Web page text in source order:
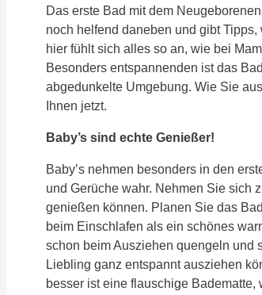
Das erste Bad mit dem
noch helfend daneben und gibt
hier fühlt sich alles so an, wie bei
Besonders entspannenden ist das
abgedunkelte Umgebung. Wie Sie
Ihnen jetzt.
Baby’s sind echte Genießer!
Baby’s nehmen besonders in den
und Gerüche wahr. Nehmen Sie sich
genießen können. Planen Sie das
beim Einschlafen als ein schönes
schon beim Ausziehen quengeln und
Liebling ganz entspannt ausziehen
besser ist eine flauschige